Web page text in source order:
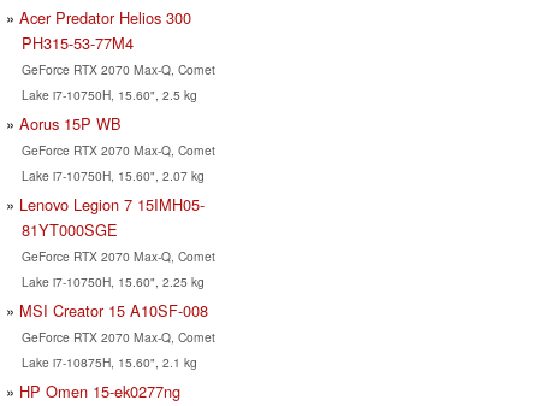
Acer Predator Helios 300
PH315-53-77M4
GeForce RTX 2070 Max-Q, Comet
Lake i7-10750H, 15.60", 2.5 kg
Aorus 15P WB
GeForce RTX 2070 Max-Q, Comet
Lake i7-10750H, 15.60", 2.07 kg
Lenovo Legion 7 15IMH05-
81YT000SGE
GeForce RTX 2070 Max-Q, Comet
Lake i7-10750H, 15.60", 2.25 kg
MSI Creator 15 A10SF-008
GeForce RTX 2070 Max-Q, Comet
Lake i7-10875H, 15.60", 2.1 kg
HP Omen 15-ek0277ng